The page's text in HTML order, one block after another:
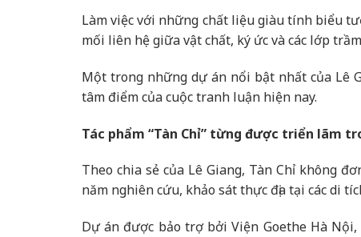
Làm việc với những chất liệu giàu tính biểu
mối liên hệ giữa vật chất, ký ức và các lớp
Một trong những dự án nổi bật nhất của Lê
tâm điểm của cuộc tranh luận hiện nay.
Tác phẩm “Tàn Chỉ” từng được triển lãm
Theo chia sẻ của Lê Giang, Tàn Chỉ không
năm nghiên cứu, khảo sát thực địa tại các di
Dự án được bảo trợ bởi Viện Goethe Hà